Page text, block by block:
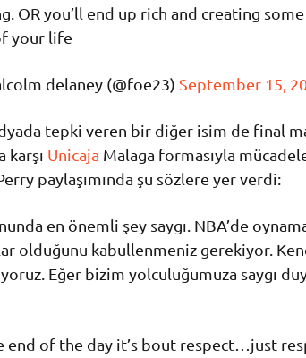
OR you’ll end up rich and creating
your life
delaney (@foe23) September 15,
tepki veren bir diğer isim de final
karşı Unicaja Malaga formasıyla
paylaşımında şu sözlere yer verdi:
en önemli şey saygı. NBA’de
olduğunu kabullenmeniz gerekiyor.
Eğer bizim yolculuğumuza saygı
end of the day it’s bout respect…just